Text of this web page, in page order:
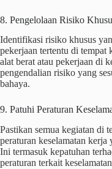
8. Pengelolaan Risiko
Identifikasi risiko khusus
pekerjaan tertentu di tempat
alat berat atau pekerjaan di
pengendalian risiko yang
bahaya.
9. Patuhi Peraturan
Pastikan semua kegiatan di
peraturan keselamatan
Ini termasuk kepatuhan
peraturan terkait